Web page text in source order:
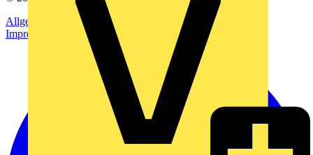
Allgemeine Geschäftsbedingungen
Datenschutzerklärung
Impressum